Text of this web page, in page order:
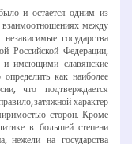
и остается одним из
взаимоотношениях между
государства
Российской Федерации,
и имеющими славянские
как наиболее
что подтверждается
затяжной характер
сторон. Кроме
в большей степени
нежели на государства